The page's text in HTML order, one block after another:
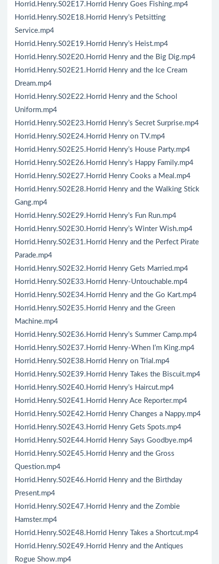
Horrid.Henry.S02E17.Horrid Henry Goes Fishing.mp4
Horrid.Henry.S02E18.Horrid Henry’s Petsitting
Service.mp4
Horrid.Henry.S02E19.Horrid Henry’s Heist.mp4
Horrid.Henry.S02E20.Horrid Henry and the Big Dig.mp4
Horrid.Henry.S02E21.Horrid Henry and the Ice Cream
Dream.mp4
Horrid.Henry.S02E22.Horrid Henry and the School
Uniform.mp4
Horrid.Henry.S02E23.Horrid Henry’s Secret Surprise.mp4
Horrid.Henry.S02E24.Horrid Henry on TV.mp4
Horrid.Henry.S02E25.Horrid Henry’s House Party.mp4
Horrid.Henry.S02E26.Horrid Henry’s Happy Family.mp4
Horrid.Henry.S02E27.Horrid Henry Cooks a Meal.mp4
Horrid.Henry.S02E28.Horrid Henry and the Walking Stick
Gang.mp4
Horrid.Henry.S02E29.Horrid Henry’s Fun Run.mp4
Horrid.Henry.S02E30.Horrid Henry’s Winter Wish.mp4
Horrid.Henry.S02E31.Horrid Henry and the Perfect Pirate
Parade.mp4
Horrid.Henry.S02E32.Horrid Henry Gets Married.mp4
Horrid.Henry.S02E33.Horrid Henry-Untouchable.mp4
Horrid.Henry.S02E34.Horrid Henry and the Go Kart.mp4
Horrid.Henry.S02E35.Horrid Henry and the Green
Machine.mp4
Horrid.Henry.S02E36.Horrid Henry’s Summer Camp.mp4
Horrid.Henry.S02E37.Horrid Henry-When I’m King.mp4
Horrid.Henry.S02E38.Horrid Henry on Trial.mp4
Horrid.Henry.S02E39.Horrid Henry Takes the Biscuit.mp4
Horrid.Henry.S02E40.Horrid Henry’s Haircut.mp4
Horrid.Henry.S02E41.Horrid Henry Ace Reporter.mp4
Horrid.Henry.S02E42.Horrid Henry Changes a Nappy.mp4
Horrid.Henry.S02E43.Horrid Henry Gets Spots.mp4
Horrid.Henry.S02E44.Horrid Henry Says Goodbye.mp4
Horrid.Henry.S02E45.Horrid Henry and the Gross
Question.mp4
Horrid.Henry.S02E46.Horrid Henry and the Birthday
Present.mp4
Horrid.Henry.S02E47.Horrid Henry and the Zombie
Hamster.mp4
Horrid.Henry.S02E48.Horrid Henry Takes a Shortcut.mp4
Horrid.Henry.S02E49.Horrid Henry and the Antiques
Rogue Show.mp4